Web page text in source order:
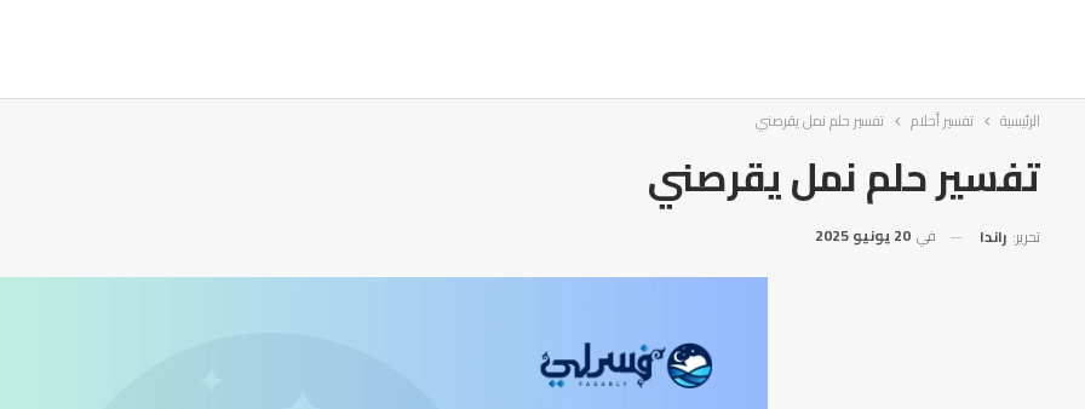
الرئيسية تفسير أحلام تفسير حلم نمل يقرصني
تفسير حلم نمل يقرصني
تحرير: راندا في 20 يونيو 2025